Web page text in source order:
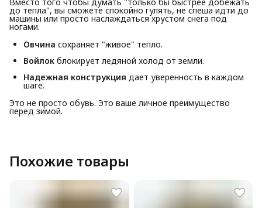
до тепла", вы сможете спокойно гулять, не спеша идти до
машины или просто наслаждаться хрустом снега под
ногами.
Овчина сохраняет "живое" тепло.
Войлок блокирует ледяной холод от земли.
Надежная конструкция дает уверенность в каждом
шаге.
Это не просто обувь. Это ваше личное преимущество
перед зимой.
Похожие товары